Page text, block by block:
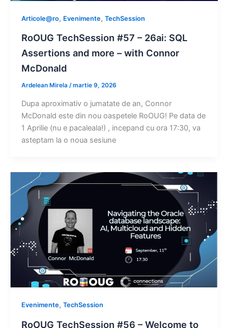
Articole@ro, Evenimente, TechSession
RoOUG TechSession #57 – 26ai: SQL
Assertions and more – with Connor
McDonald
Ardelean Mirela /martie 9, 2026
Dupa aproximativ o jumatate de an, Connor
McDonald este din nou oaspetele RoOUG! Pe data de
1 Aprilie (nu e pacaleala!) , incepand cu ora 17:30, va
asteptam la o noua sesiune
Evenimente, TechSession
RoOUG TechSession #56 – Welcome to